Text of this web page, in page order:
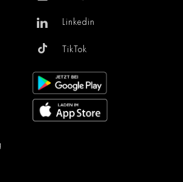
Linkedin
TikTok